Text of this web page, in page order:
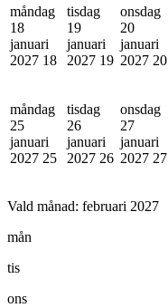
måndag
18
januari
2027 18
tisdag
19
januari
2027 19
onsdag
20
januari
2027 20
måndag
25
januari
2027 25
tisdag
26
januari
2027 26
onsdag
27
januari
2027 27
Vald månad: februari 2027
mån
tis
ons